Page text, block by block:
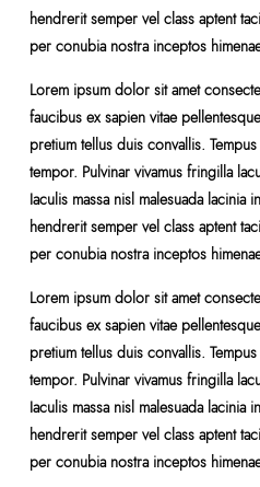
hendrerit semper vel class aptent
per conubia nostra inceptos
Lorem ipsum dolor sit amet
faucibus ex sapien vitae
pretium tellus duis convallis.
tempor. Pulvinar vivamus fringilla
Iaculis massa nisl malesuada lacinia
hendrerit semper vel class aptent
per conubia nostra inceptos
Lorem ipsum dolor sit amet
faucibus ex sapien vitae
pretium tellus duis convallis.
tempor. Pulvinar vivamus fringilla
Iaculis massa nisl malesuada lacinia
hendrerit semper vel class aptent
per conubia nostra inceptos